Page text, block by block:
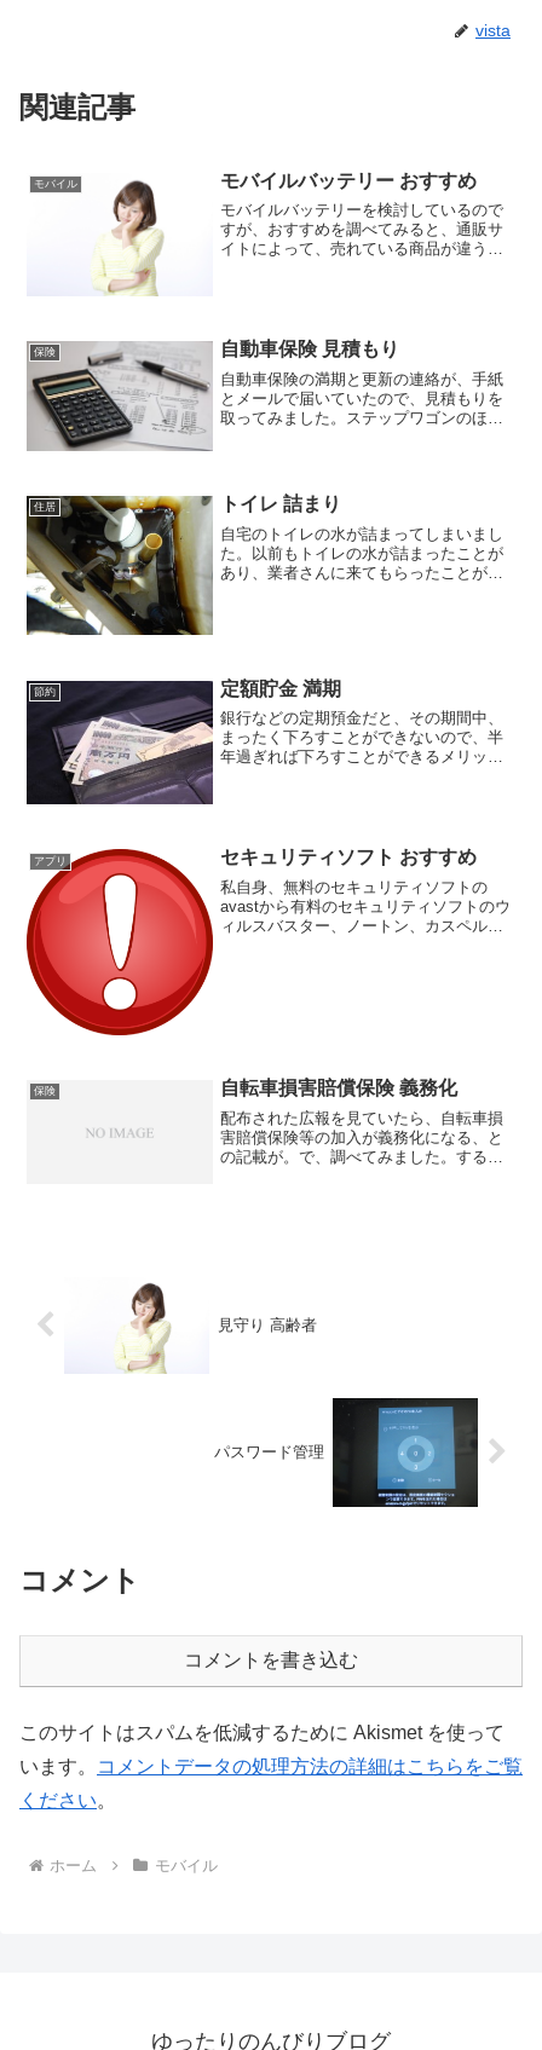
vista
関連記事
モバイル モバイルバッテリー おすすめ
モバイルバッテリーを検討しているので
すが、おすすめを調べてみると、通販サ
イトによって、売れている商品が違うの
保険 自動車保険 見積もり
自動車保険の満期と更新の連絡が、手紙
とメールで届いていたので、見積もりを
取ってみました。ステップワゴンのほう
の保険料になってしまいま...
住居 トイレ 詰まり
自宅のトイレの水が詰まってしまいまし
た。以前もトイレの水が詰まったことが
あり、業者さんに来てもらったことがあ
節約 定額貯金 満期
銀行などの定期預金だと、その期間中、
まったく下ろすことができないので、半
年過ぎれば下ろすことができるメリット
アプリ セキュリティソフト おすすめ
私自身、無料のセキュリティソフトの
avastから有料のセキュリティソフトのウ
ィルスバスター、ノートン、カスペルス
保険 自転車損害賠償保険 義務化
配布された広報を見ていたら、自転車損
害賠償保険等の加入が義務化になる、と
の記載が。で、調べてみました。する
見守り 高齢者
パスワード管理
コメント
コメントを書き込む
このサイトはスパムを低減するために Akismet を使って
います。
コメントデータの処理方法の詳細はこちらをご覧
ください。
ホーム モバイル
ゆったりのんびりブログ